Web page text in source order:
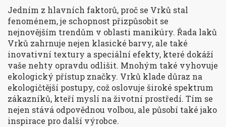
Jedním z hlavních faktorů, proč se Vrků stal
fenoménem, je schopnost přizpůsobit se
nejnovějším trendům v oblasti manikúry. Řada laků
Vrků zahrnuje nejen klasické barvy, ale také
inovativní textury a speciální efekty, které dokáží
vaše nehty opravdu odlišit. Mnohým také vyhovuje
ekologický přístup značky. Vrků klade důraz na
ekologičtější postupy, což oslovuje široké spektrum
zákazníků, kteří myslí na životní prostředí. Tím se
nejen stává odpovědnou volbou, ale působí také jako
inspirace pro další výrobce.